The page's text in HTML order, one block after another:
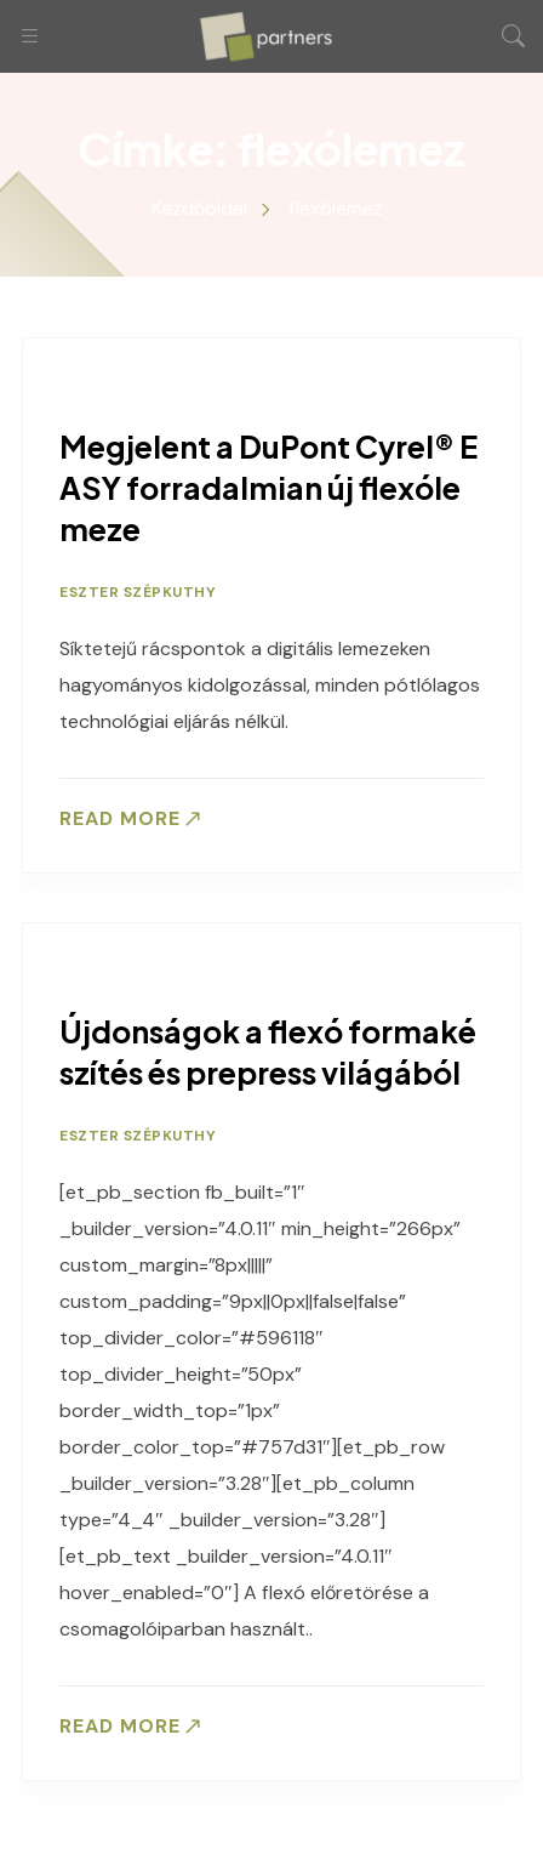
Megjelent a DuPont Cyrel® E
ASY forradalmian új flexóle
meze
ESZTER SZÉPKUTHY
Síktetejű rácspontok a digitális lemezeken
hagyományos kidolgozással, minden pótlólagos
technológiai eljárás nélkül.
READ MORE
Újdonságok a flexó formaké
szítés és prepress világából
ESZTER SZÉPKUTHY
[et_pb_section fb_built=”1″
_builder_version=”4.0.11″ min_height=”266px”
custom_margin=”8px|||||”
custom_padding=”9px||0px||false|false”
top_divider_color=”#596118″
top_divider_height=”50px”
border_width_top=”1px”
border_color_top=”#757d31″][et_pb_row
_builder_version=”3.28″][et_pb_column
type=”4_4″ _builder_version=”3.28″]
[et_pb_text _builder_version=”4.0.11″
hover_enabled=”0″] A flexó előretörése a
csomagolóiparban használt..
READ MORE